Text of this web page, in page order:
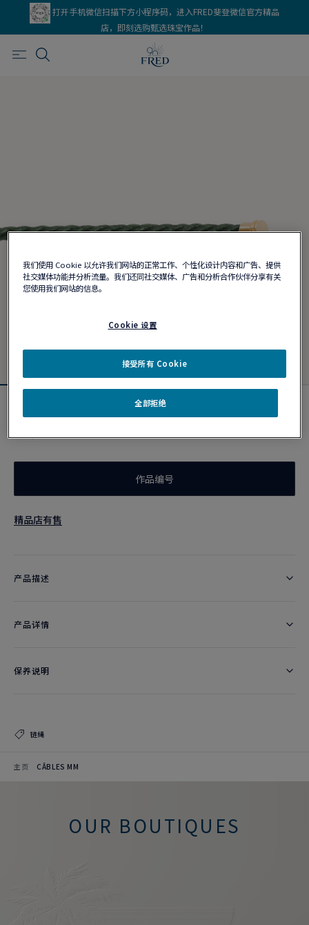
打开手机微信扫描下方小程序码，进入FRED斐登微信官方精品
店，即刻选购甄选珠宝作品！
卡其色链绳
作品编号
精品店有售
产品描述
产品详情
保养说明
链绳
主页 CÂBLES MM
OUR BOUTIQUES
我们使用 Cookie 以允许我们网站的正常工作、个性化设计内容和广告、提供
社交媒体功能并分析流量。我们还同社交媒体、广告和分析合作伙伴分享有关
您使用我们网站的信息。
Cookie 设置
全部拒绝
接受所有 Cookie